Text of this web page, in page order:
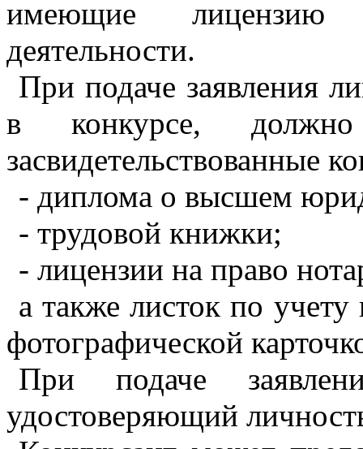
имеющие лицензию
деятельности.
При подаче заявления
в конкурсе, должно
засвидетельствованные
- диплома о высшем
- трудовой книжки;
- лицензии на право
а также листок по
фотографической
При подаче
удостоверяющий